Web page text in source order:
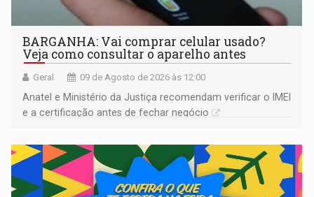
BARGANHA: Vai comprar celular usado?
Veja como consultar o aparelho antes
Geral 09 de Agosto de 2026 às 12:00
Anatel e Ministério da Justiça recomendam verificar o IMEI
e a certificação antes de fechar negócio